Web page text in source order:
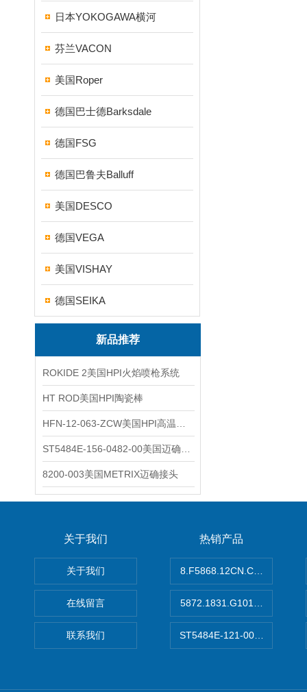
日本YOKOGAWA横河
芬兰VACON
美国Roper
德国巴士德Barksdale
德国FSG
德国巴鲁夫Balluff
美国DESCO
德国VEGA
美国VISHAY
德国SEIKA
新品推荐
ROKIDE 2美国HPI火焰喷枪系统
HT ROD美国HPI陶瓷棒
8200-003美国METRIX迈确接头
关于我们
关于我们
在线留言
联系我们
热销产品
8.F5868.12CN.C122德国
5872.1831.G101德国库伯勒
ST5484E-121-0032-00美国